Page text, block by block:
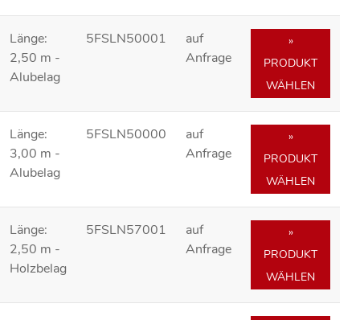
Länge:
2,50 m -
Alubelag
5FSLN50001
auf
Anfrage
»
PRODUKT
WÄHLEN
Länge:
3,00 m -
Alubelag
5FSLN50000
auf
Anfrage
»
PRODUKT
WÄHLEN
Länge:
2,50 m -
Holzbelag
5FSLN57001
auf
Anfrage
»
PRODUKT
WÄHLEN